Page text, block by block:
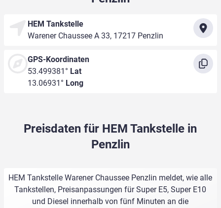
HEM Tankstelle
Warener Chaussee A 33, 17217 Penzlin
GPS-Koordinaten
53.499381° Lat
13.06931° Long
Preisdaten für HEM Tankstelle in
Penzlin
HEM Tankstelle Warener Chaussee Penzlin meldet, wie alle
Tankstellen, Preisanpassungen für Super E5, Super E10
und Diesel innerhalb von fünf Minuten an die